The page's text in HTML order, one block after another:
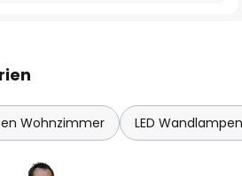
Wohnzimmer LED